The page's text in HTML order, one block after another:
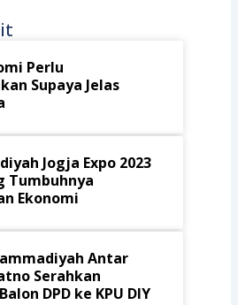
Perlu
Supaya Jelas
Jogja Expo 2023
Tumbuhnya
Ekonomi
Antar
Serahkan
DPD ke KPU DIY